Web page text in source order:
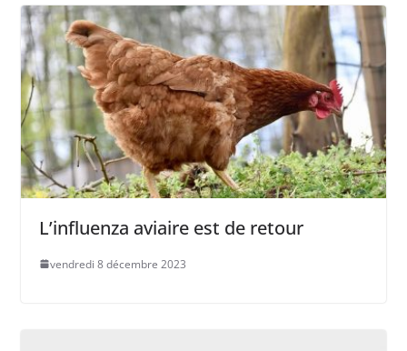
L’influenza aviaire est de retour
vendredi 8 décembre 2023